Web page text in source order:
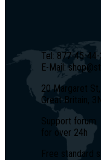
Tel: 877-45-
E-Mail:
20 Margaret
Great Britain,
Support forum
for over 24h
Free standard